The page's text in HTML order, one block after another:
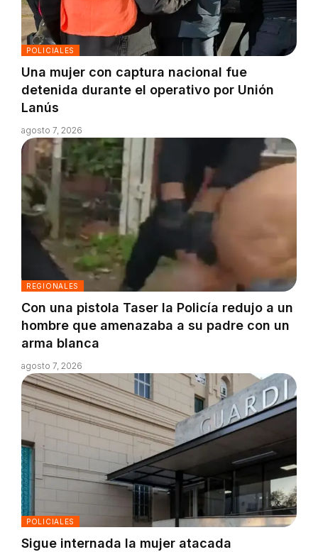
POLICIALES
Una mujer con captura nacional fue
detenida durante el operativo por Unión
Lanús
agosto 7, 2026
REGIONALES
Con una pistola Taser la Policía redujo a un
hombre que amenazaba a su padre con un
arma blanca
agosto 7, 2026
POLICIALES
Sigue internada la mujer atacada